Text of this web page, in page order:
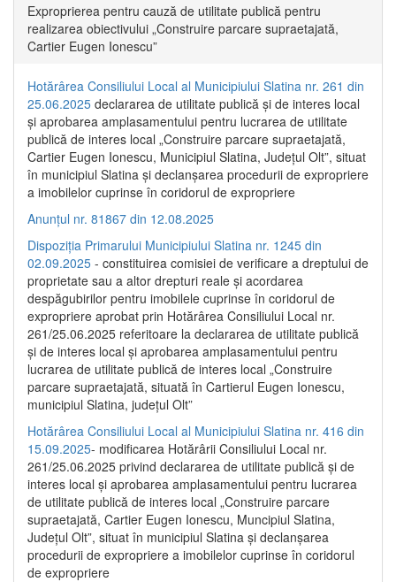
Exproprierea pentru cauză de utilitate publică pentru
realizarea obiectivului „Construire parcare supraetajată,
Cartier Eugen Ionescu”
Hotărârea Consiliului Local al Municipiului Slatina nr. 261 din
25.06.2025 declararea de utilitate publică și de interes local
și aprobarea amplasamentului pentru lucrarea de utilitate
publică de interes local „Construire parcare supraetajată,
Cartier Eugen Ionescu, Municipiul Slatina, Județul Olt”, situat
în municipiul Slatina și declanșarea procedurii de expropriere
a imobilelor cuprinse în coridorul de expropriere
Anunțul nr. 81867 din 12.08.2025
Dispoziția Primarului Municipiului Slatina nr. 1245 din
02.09.2025 - constituirea comisiei de verificare a dreptului de
proprietate sau a altor drepturi reale și acordarea
despăgubirilor pentru imobilele cuprinse în coridorul de
expropriere aprobat prin Hotărârea Consiliului Local nr.
261/25.06.2025 referitoare la declararea de utilitate publică
și de interes local și aprobarea amplasamentului pentru
lucrarea de utilitate publică de interes local „Construire
parcare supraetajată, situată în Cartierul Eugen Ionescu,
municipiul Slatina, județul Olt”
Hotărârea Consiliului Local al Municipiului Slatina nr. 416 din
15.09.2025- modificarea Hotărârii Consiliului Local nr.
261/25.06.2025 privind declararea de utilitate publică și de
interes local și aprobarea amplasamentului pentru lucrarea
de utilitate publică de interes local „Construire parcare
supraetajată, Cartier Eugen Ionescu, Muncipiul Slatina,
Județul Olt”, situat în municipiul Slatina și declanșarea
procedurii de expropriere a imobilelor cuprinse în coridorul
de expropriere